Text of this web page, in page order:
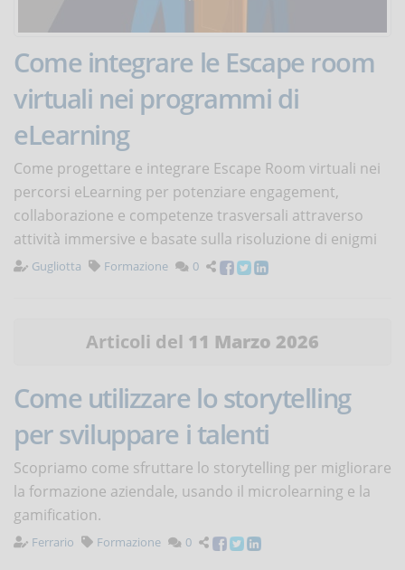
Come integrare le Escape room
virtuali nei programmi di
eLearning
Come progettare e integrare Escape Room virtuali nei
percorsi eLearning per potenziare engagement,
collaborazione e competenze trasversali attraverso
attività immersive e basate sulla risoluzione di enigmi
Gugliotta Formazione 0
Articoli del 11 Marzo 2026
Come utilizzare lo storytelling
per sviluppare i talenti
Scopriamo come sfruttare lo storytelling per migliorare
la formazione aziendale, usando il microlearning e la
gamification.
Ferrario Formazione 0